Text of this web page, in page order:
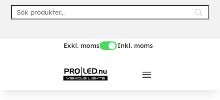
Skip
Exkl. moms Inkl. moms